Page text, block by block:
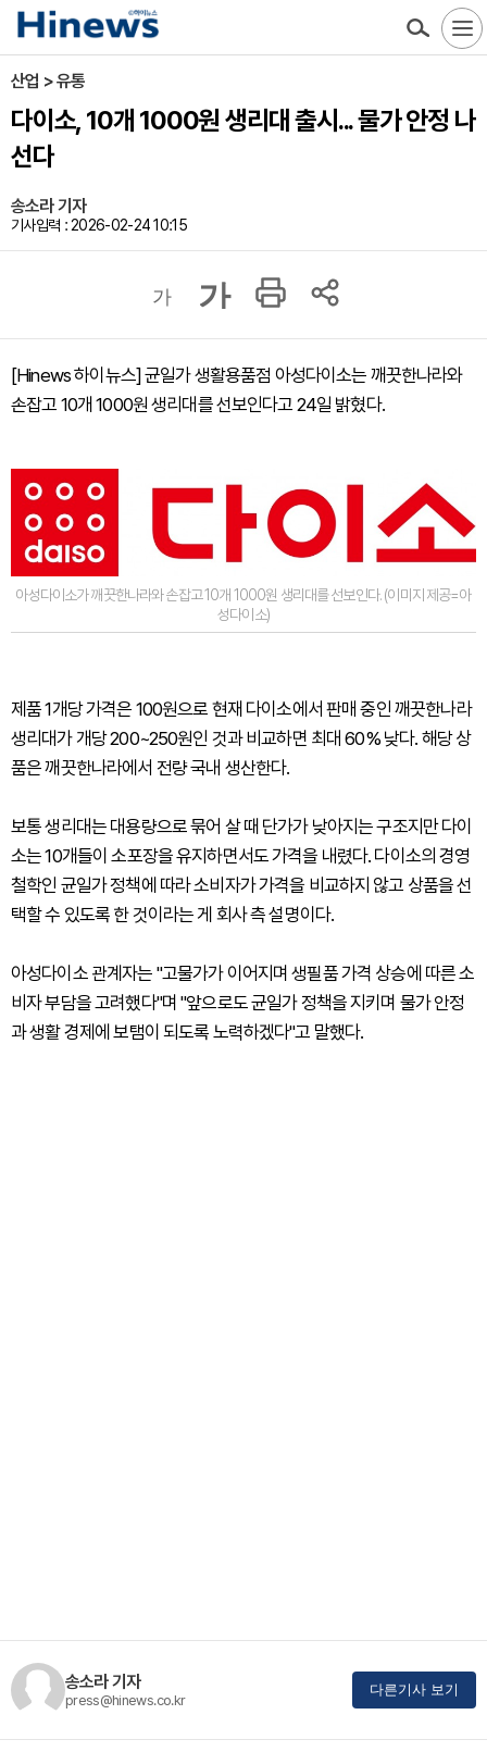
산업 > 유통
다이소, 10개 1000원 생리대 출시... 물가 안정 나
선다
송소라 기자
기사입력 : 2026-02-24 10:15
가 가
[Hinews 하이뉴스] 균일가 생활용품점 아성다이소는 깨끗한나라와
손잡고 10개 1000원 생리대를 선보인다고 24일 밝혔다.
아성다이소가 깨끗한나라와 손잡고 10개 1000원 생리대를 선보인다. (이미지 제공=아
성다이소)
제품 1개당 가격은 100원으로 현재 다이소에서 판매 중인 깨끗한나라
생리대가 개당 200~250원인 것과 비교하면 최대 60% 낮다. 해당 상
품은 깨끗한나라에서 전량 국내 생산한다.
보통 생리대는 대용량으로 묶어 살 때 단가가 낮아지는 구조지만 다이
소는 10개들이 소포장을 유지하면서도 가격을 내렸다. 다이소의 경영
철학인 균일가 정책에 따라 소비자가 가격을 비교하지 않고 상품을 선
택할 수 있도록 한 것이라는 게 회사 측 설명이다.
아성다이소 관계자는 "고물가가 이어지며 생필품 가격 상승에 따른 소
비자 부담을 고려했다"며 "앞으로도 균일가 정책을 지키며 물가 안정
과 생활 경제에 보탬이 되도록 노력하겠다"고 말했다.
송소라 기자
press@hinews.co.kr
다른기사 보기